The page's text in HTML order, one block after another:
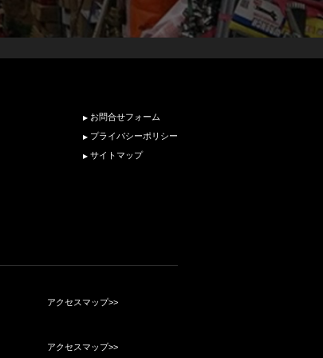
お問合せフォーム
プライバシーポリシー
サイトマップ
アクセスマップ>>
アクセスマップ>>